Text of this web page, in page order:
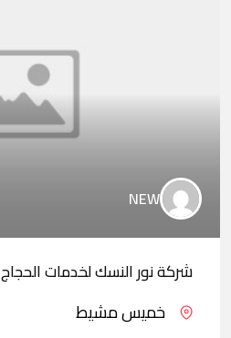
NEW
شركة نور النسك لخدمات الحجاج
خميس مشيط